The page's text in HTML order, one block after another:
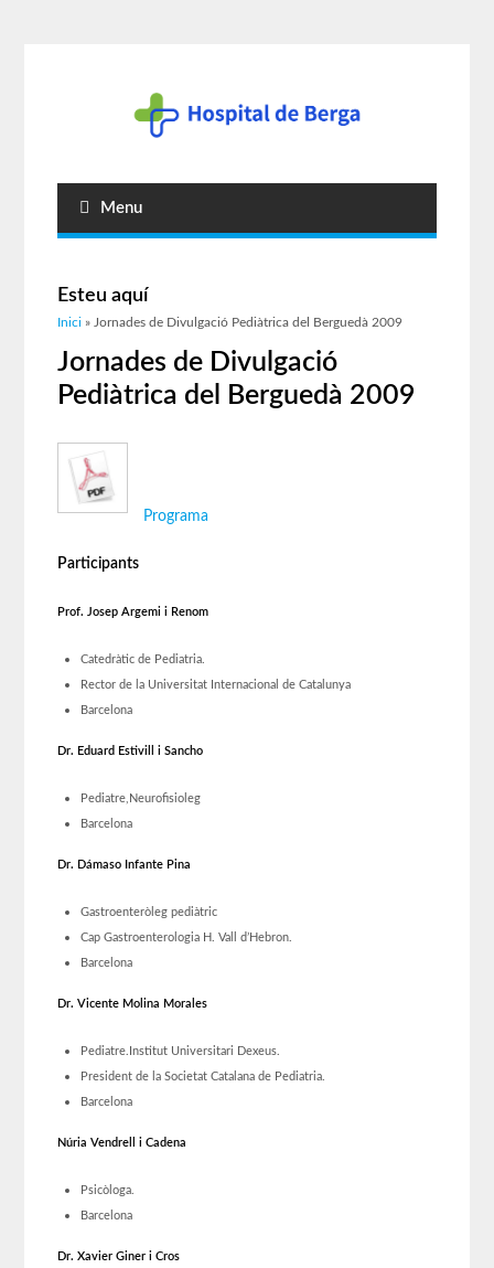
Menu
Esteu aquí
Inici » Jornades de Divulgació Pediàtrica del Berguedà 2009
Jornades de Divulgació
Pediàtrica del Berguedà 2009
Programa
Participants
Prof. Josep Argemi i Renom
Catedràtic de Pediatria.
Rector de la Universitat Internacional de Catalunya
Barcelona
Dr. Eduard Estivill i Sancho
Pediatre,Neurofisioleg
Barcelona
Dr. Dámaso Infante Pina
Gastroenteròleg pediàtric
Cap Gastroenterologia H. Vall d’Hebron.
Barcelona
Dr. Vicente Molina Morales
Pediatre.Institut Universitari Dexeus.
President de la Societat Catalana de Pediatria.
Barcelona
Núria Vendrell i Cadena
Psicòloga.
Barcelona
Dr. Xavier Giner i Cros